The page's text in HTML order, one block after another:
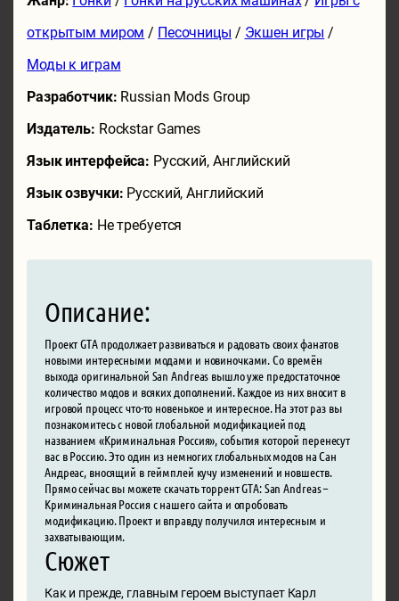
открытым миром / Песочницы / Экшен игры /
Моды к играм
Разработчик: Russian Mods Group
Издатель: Rockstar Games
Язык интерфейса: Русский, Английский
Язык озвучки: Русский, Английский
Таблетка: Не требуется
Описание:
Проект GTA продолжает развиваться и радовать своих фанатов
новыми интересными модами и новиночками. Со времён
выхода оригинальной San Andreas вышло уже предостаточное
количество модов и всяких дополнений. Каждое из них вносит в
игровой процесс что-то новенькое и интересное. На этот раз вы
познакомитесь с новой глобальной модификацией под
названием «Криминальная Россия», события которой перенесут
вас в Россию. Это один из немногих глобальных модов на Сан
Андреас, вносящий в геймплей кучу изменений и новшеств.
Прямо сейчас вы можете скачать торрент GTA: San Andreas –
Криминальная Россия с нашего сайта и опробовать
модификацию. Проект и вправду получился интересным и
захватывающим.
Сюжет
Как и прежде, главным героем выступает Карл